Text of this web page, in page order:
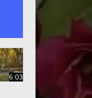
6:03